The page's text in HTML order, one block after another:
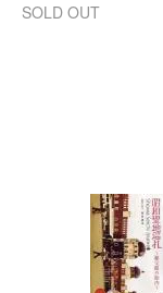
SOLD OUT